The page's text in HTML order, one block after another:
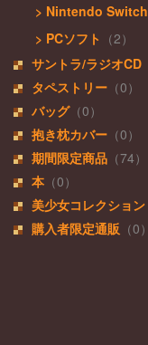
> Nintendo Switch
> PCソフト （2）
サントラ/ラジオCD
タペストリー （0）
バッグ（0）
抱き枕カバー （0）
期間限定商品 （74）
本 （0）
美少女コレクション
購入者限定通販 （0）